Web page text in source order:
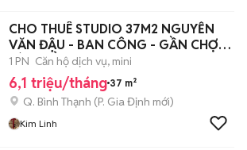
CHO THUÊ STUDIO 37M2 NGUYỄN
VĂN ĐẬU - BAN CÔNG - GẦN CHỢ
BÀ CHIỂU
1 PN Căn hộ dịch vụ, mini
6,1 triệu/tháng 37 m²
Q. Bình Thạnh (P. Gia Định mới)
Kim Linh